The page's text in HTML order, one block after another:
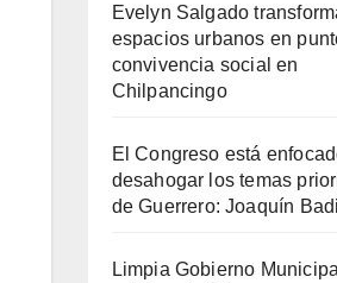
Evelyn Salgado
espacios urbanos en
convivencia social en
Chilpancingo
El Congreso está
desahogar los temas
de Guerrero: Joaquín
Limpia Gobierno Municipal